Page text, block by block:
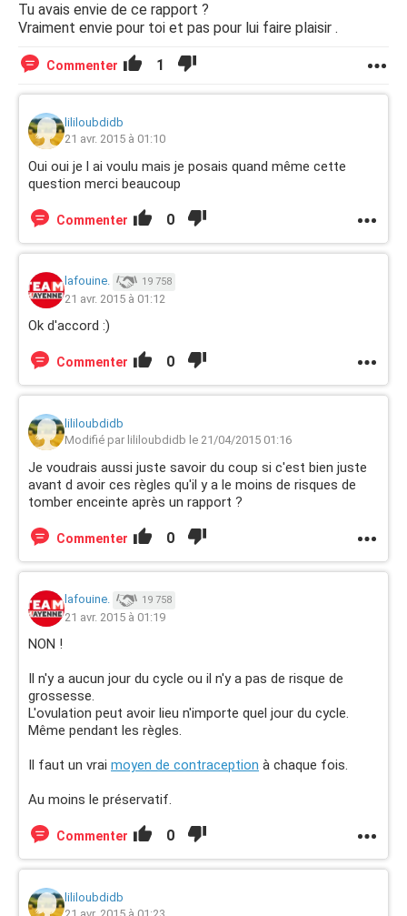
Tu avais envie de ce rapport ?
Vraiment envie pour toi et pas pour lui faire plaisir .
Commenter 1
lililoubdidb
21 avr. 2015 à 01:10
Oui oui je l ai voulu mais je posais quand même cette
question merci beaucoup
Commenter 0
lafouine. 19 758
21 avr. 2015 à 01:12
Ok d'accord :)
Commenter 0
lililoubdidb
Modifié par lililoubdidb le 21/04/2015 01:16
Je voudrais aussi juste savoir du coup si c'est bien juste
avant d avoir ces règles qu'il y a le moins de risques de
tomber enceinte après un rapport ?
Commenter 0
lafouine. 19 758
21 avr. 2015 à 01:19
NON !
Il n'y a aucun jour du cycle ou il n'y a pas de risque de
grossesse.
L'ovulation peut avoir lieu n'importe quel jour du cycle.
Même pendant les règles.
Il faut un vrai moyen de contraception à chaque fois.
Au moins le préservatif.
Commenter 0
lililoubdidb